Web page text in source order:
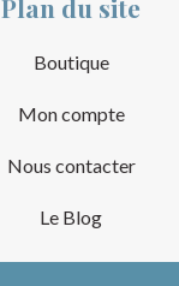
Plan du site
Boutique
Mon compte
Nous contacter
Le Blog